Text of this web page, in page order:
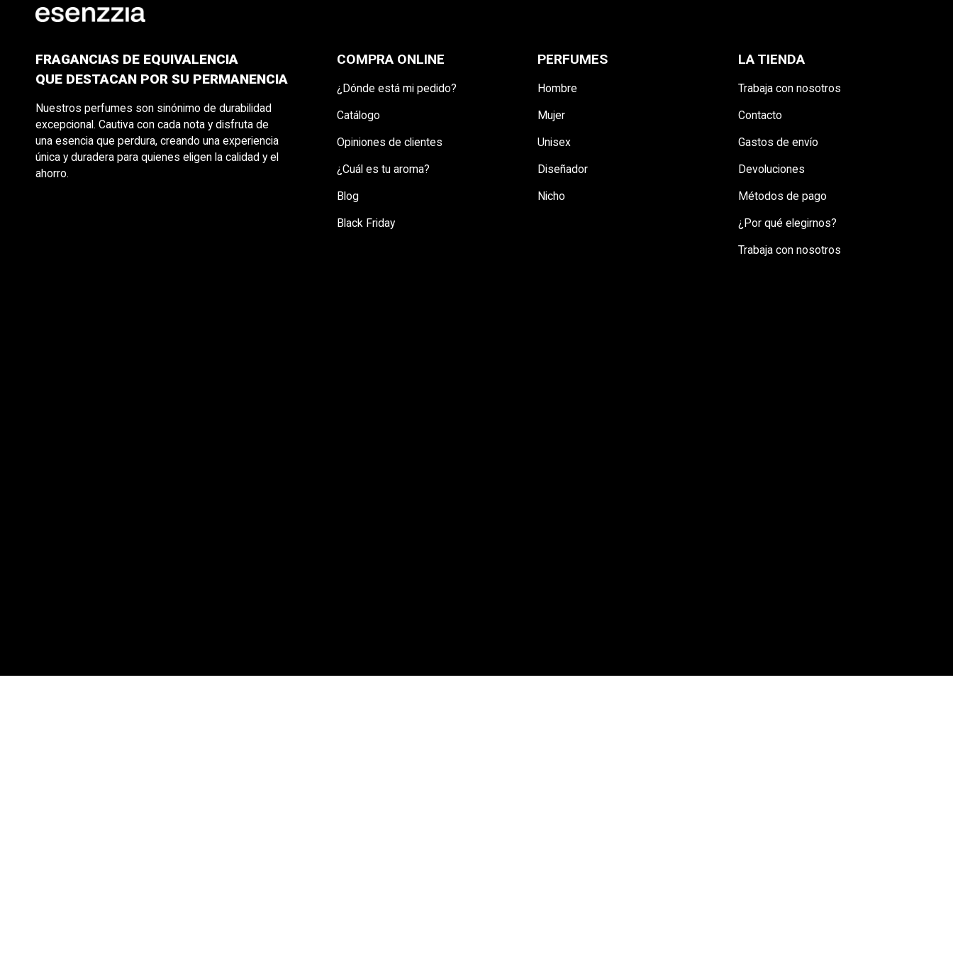
((CANCELTEXT)) ((MODALDELETETEXT))
((CANCELTEXT)) ((LOGINTEXT))
FRAGANCIAS DE EQUIVALENCIA
QUE DESTACAN POR SU PERMANENCIA
Nuestros perfumes son sinónimo de durabilidad
excepcional. Cautiva con cada nota y disfruta de
una esencia que perdura, creando una experiencia
única y duradera para quienes eligen la calidad y el
ahorro.
COMPRA ONLINE
¿Dónde está mi pedido?
Catálogo
Opiniones de clientes
¿Cuál es tu aroma?
Blog
Black Friday
PERFUMES
Hombre
Mujer
Unisex
Diseñador
Nicho
LA TIENDA
Trabaja con nosotros
Contacto
Gastos de envío
Devoluciones
Métodos de pago
¿Por qué elegirnos?
Trabaja con nosotros